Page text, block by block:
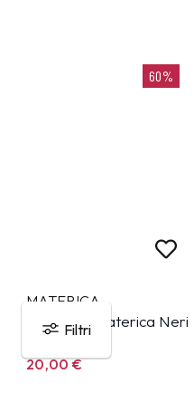
Filtri
60%
MATERICA
Pantaloni Materica Neri
20,00€